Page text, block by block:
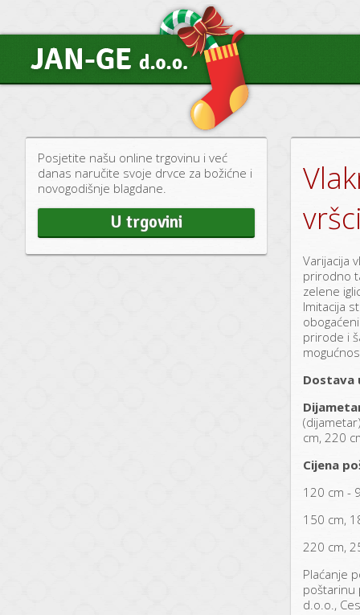
Posjetite našu online trgovinu i već
danas naručite svoje drvce za božićne i
novogodišnje blagdane.
U trgovini
Varijacija
prirodno
zelene
Imitacija
prirode i
Dostava
cm, 220
Cijena
120 cm -
150 cm,
220 cm,
Plaćanje
poštarinu
d.o.o.,